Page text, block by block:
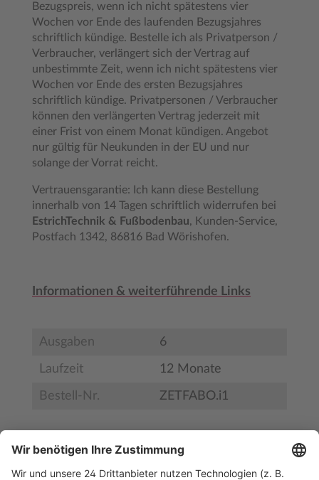
Bezugspreis, wenn ich nicht spätestens vier
Wochen vor Ende des laufenden Bezugsjahres
schriftlich kündige. Bestelle ich als Privatperson /
Verbraucher, verlängert sich der Vertrag auf
unbestimmte Zeit, wenn ich nicht spätestens vier
Wochen vor Ende des ersten Bezugsjahres
schriftlich kündige. Privatpersonen / Verbraucher
können den verlängerten Vertrag jederzeit mit
einer Frist von einem Monat kündigen. Angebot
nur gültig für Neukunden in der EU und nur
solange der Vorrat reicht.
Vertrauensgarantie: Ich kann diese Bestellung
innerhalb von 14 Tagen schriftlich widerrufen bei
EstrichTechnik & Fußbodenbau, Kunden-Service,
Postfach 1342, 86816 Bad Wörishofen.
Informationen & weiterführende Links
Ausgaben 6
Laufzeit 12 Monate
Bestell-Nr. ZETFABO.i1
Inhaltsverzeichnis ETF_202603
Leseprobe ETF_202603